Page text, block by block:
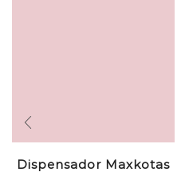
Dispensador Maxkotas